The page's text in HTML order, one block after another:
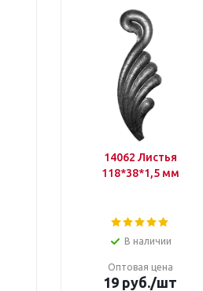
14062 Листья
118*38*1,5 мм
В наличии
Оптовая цена
19 руб./шт